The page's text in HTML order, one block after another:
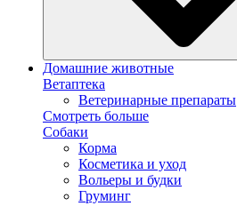
Домашние животные
Ветаптека
Ветеринарные препараты
Смотреть больше
Собаки
Корма
Косметика и уход
Вольеры и будки
Груминг